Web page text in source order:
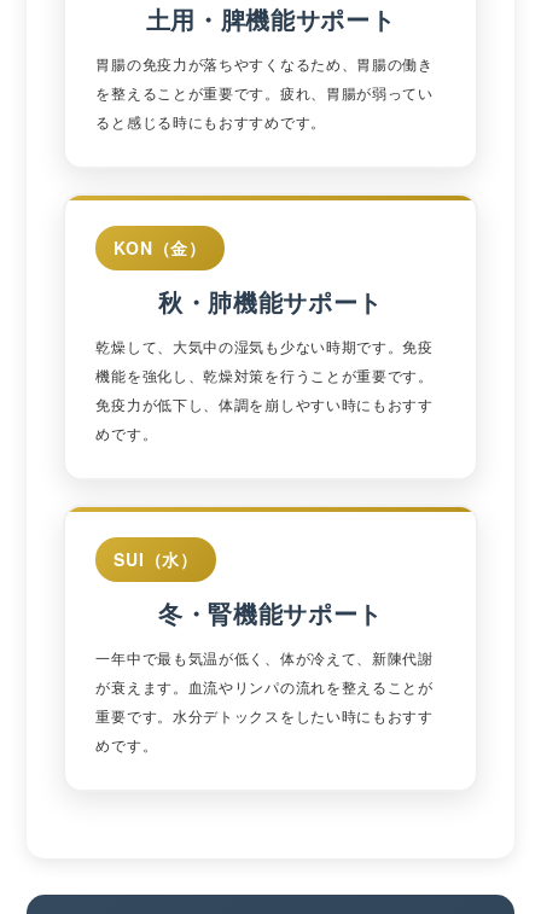
土用・脾機能サポート
胃腸の免疫力が落ちやすくなるため、胃腸の働き
を整えることが重要です。疲れ、胃腸が弱ってい
ると感じる時にもおすすめです。
KON（金）
秋・肺機能サポート
乾燥して、大気中の湿気も少ない時期です。免疫
機能を強化し、乾燥対策を行うことが重要です。
免疫力が低下し、体調を崩しやすい時にもおすす
めです。
SUI（水）
冬・腎機能サポート
一年中で最も気温が低く、体が冷えて、新陳代謝
が衰えます。血流やリンパの流れを整えることが
重要です。水分デトックスをしたい時にもおすす
めです。